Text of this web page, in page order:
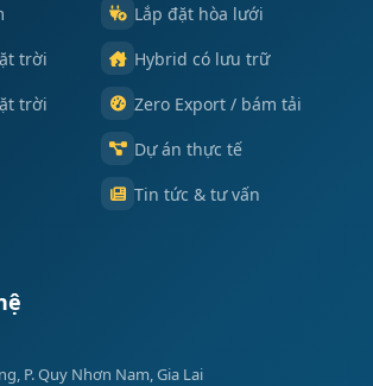
trời
trời
Lắp đặt hòa lưới
Hybrid có lưu trữ
Zero Export / bám tải
Dự án thực tế
Tin tức & tư vấn
P. Quy Nhơn Nam, Gia Lai